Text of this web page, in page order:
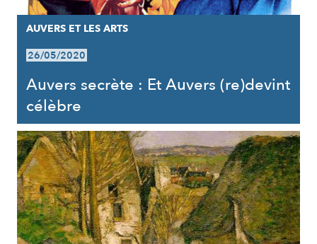
AUVERS ET LES ARTS
26/05/2020
Auvers secrète : Et Auvers (re)devint
célèbre